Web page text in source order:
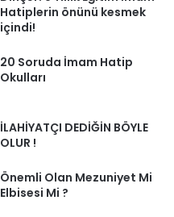
Hatiplerin önünü kesmek
içindi!
20 Soruda İmam Hatip
Okulları
İLAHİYATÇI DEDİĞİN BÖYLE
OLUR !
Önemli Olan Mezuniyet Mi
Elbisesi Mi ?